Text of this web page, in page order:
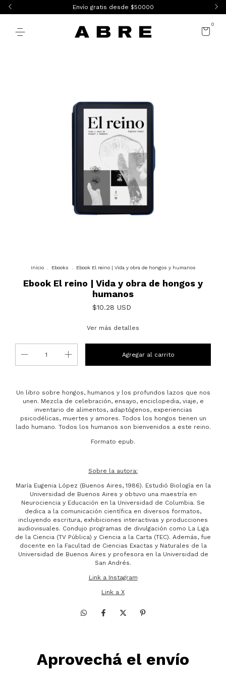
Envío gratis desde $50000
0
Inicio Ebooks Ebook El reino | Vida y obra de hongos y humanos
Ebook El reino | Vida y obra de hongos y
humanos
$10.28 USD
Ver más detalles
Un libro sobre hongos, humanos y los profundos lazos que nos
unen. Mezcla de celebración, ensayo, enciclopedia, viaje, e
inventario de alimentos, adaptógenos, experiencias
psicodélicas, muertes y amores. Todos los hongos tienen un
lado humano. Todos los humanos son bienvenidos a este reino.
Formato epub.
Sobre la autora:
María Eugenia López (Buenos Aires, 1986). Estudió Biología en la
Universidad de Buenos Aires y obtuvo una maestría en
Neurociencia y Educación en la Universidad de Columbia. Se
dedica a la comunicación científica en diversos formatos,
incluyendo escritura, exhibiciones interactivas y producciones
audiovisuales. Condujo programas de divulgación como La Liga
de la Ciencia (TV Pública) y Ciencia a la Carta (TEC). Además, fue
docente en la Facultad de Ciencias Exactas y Naturales de la
Universidad de Buenos Aires y profesora en la Universidad de
San Andrés.
Link a Instagram
Link a X
Aprovechá el envío